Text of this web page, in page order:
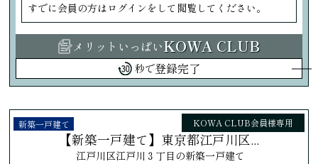
すでに会員の方はログインをして閲覧してください。
メリットいっぱいKOWA CLUB
秒で登録完了
新築一戸建て
【新築一戸建て】東京都江戸川区...
江戸川区江戸川３丁目の新築一戸建て
KOWA CLUB会員様専用